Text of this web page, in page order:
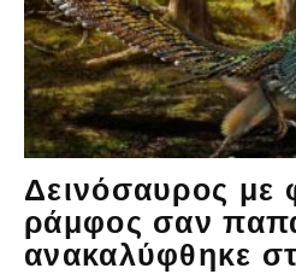
Δεινόσαυρος με
ράμφος σαν
ανακαλύφθηκε